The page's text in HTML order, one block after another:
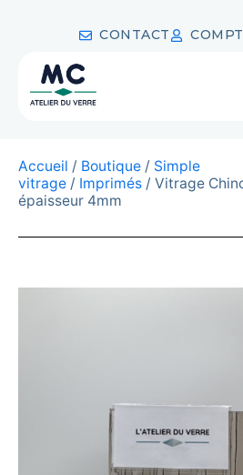
CONTACT
Accueil / Boutique / Simple
vitrage / Imprimés / Vitrage
épaisseur 4mm